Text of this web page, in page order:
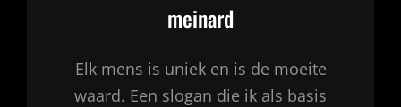
Author:
meinard
Elk mens is uniek en is de moeite
waard. Een slogan die ik als basis